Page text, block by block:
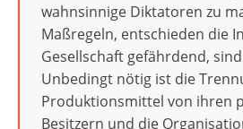
wahnsinnige Diktatoren zu
Maßregeln, entschieden die
Gesellschaft gefährdend,
Unbedingt nötig ist die
Produktionsmittel von ihren
Besitzern und die